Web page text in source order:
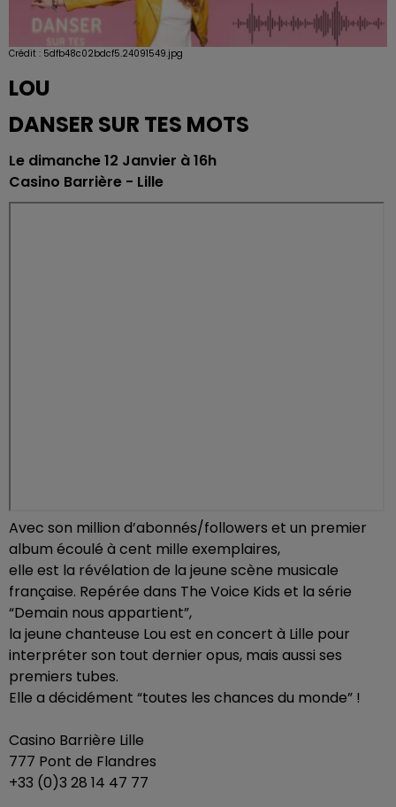
Crédit : 5dfb48c02bdcf5.24091549.jpg
LOU
DANSER SUR TES MOTS
Le dimanche 12 Janvier à 16h
Casino Barrière - Lille
Avec son million d’abonnés/followers et un premier
album écoulé à cent mille exemplaires,
elle est la révélation de la jeune scène musicale
française. Repérée dans The Voice Kids et la série
“Demain nous appartient”,
la jeune chanteuse Lou est en concert à Lille pour
interpréter son tout dernier opus, mais aussi ses
premiers tubes.
Elle a décidément “toutes les chances du monde” !
Casino Barrière Lille
777 Pont de Flandres
+33 (0)3 28 14 47 77